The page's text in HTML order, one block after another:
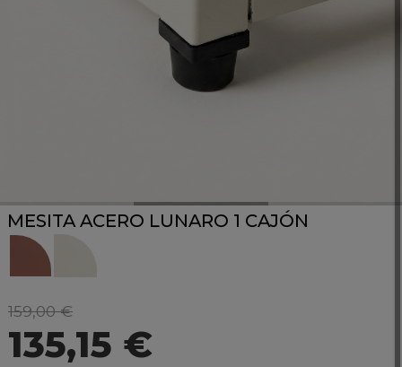
MESITA ACERO LUNARO 1 CAJÓN
159,00 €
135,15 €